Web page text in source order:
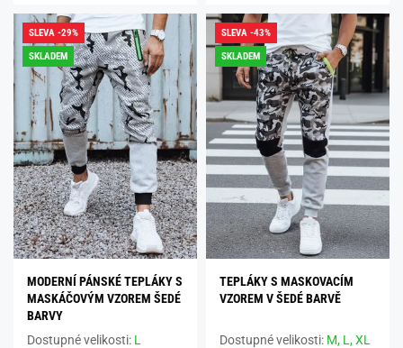
SLEVA -29%
SKLADEM
MODERNÍ PÁNSKÉ TEPLÁKY S
MASKÁČOVÝM VZOREM ŠEDÉ
BARVY
Dostupné velikosti: L
SLEVA -43%
SKLADEM
TEPLÁKY S MASKOVACÍM
VZOREM V ŠEDÉ BARVĚ
Dostupné velikosti: M, L,XL